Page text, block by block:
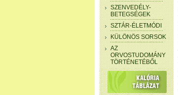
SZENVEDÉLY-
BETEGSÉGEK
SZTÁR-ÉLETMÓDI
KÜLÖNÖS SORSOK
AZ
ORVOSTUDOMÁNY
TÖRTÉNETÉBŐL